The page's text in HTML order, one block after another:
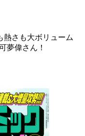
熱さも大ボリューム
夢偉さん！